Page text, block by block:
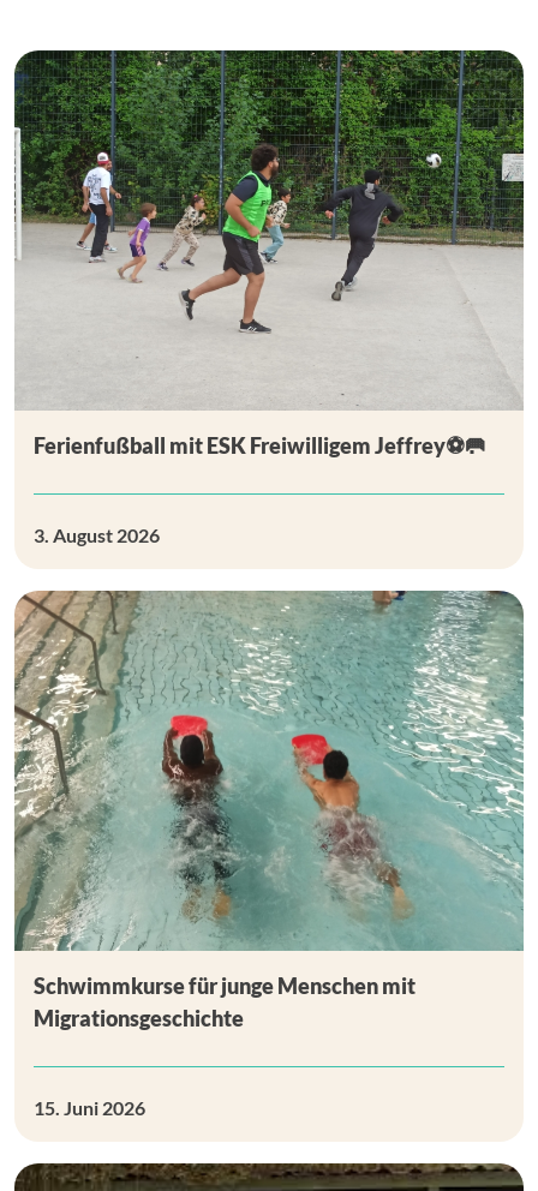
Ferienfußball mit ESK Freiwilligem Jeffrey⚽🥅
3. August 2026
Schwimmkurse für junge Menschen mit
Migrationsgeschichte
15. Juni 2026